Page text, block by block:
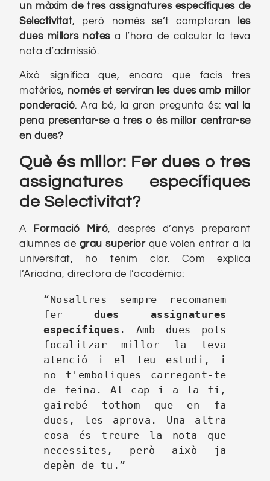
un màxim de tres assignatures específiques de
Selectivitat, però només se’t comptaran
les
dues millors notesa l’hora de calcular la teva
nota d’admissió.
Això significa que, encara que facis tres
matèries, només et serviran les dues amb millor
ponderació. Ara bé, la gran pregunta és: val la
pena presentar-se a tres o és millor centrar-se
en dues?
Què és millor: Fer dues o tres
assignatures específiques
de Selectivitat?
A Formació Miró, després d’anys preparant
alumnes de grau superiorque volen entrar a la
universitat, ho tenim clar. Com explica
l’Ariadna, directora de l’acadèmia:
“Nosaltres sempre recomanem
fer dues assignatures
específiques . Amb dues pots
focalitzar millor la teva
atenció i el teu estudi, i
no t'emboliques carregant-te
de feina. Al cap i a la fi,
gairebé tothom que en fa
dues, les aprova. Una altra
cosa és treure la nota que
necessites, però això ja
depèn de tu.”